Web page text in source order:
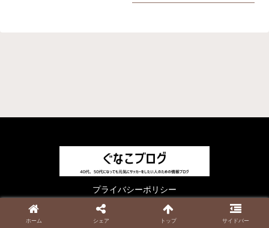
プライバシーポリシー
© 2023 ぐなこブログ.
ホーム シェア トップ サイドバー